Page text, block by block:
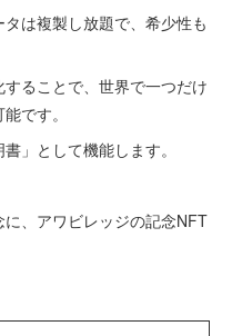
は複製し放題で、希少性も
ることで、世界で一つだけ
です。
」として機能します。
、アワビレッジの記念NFT